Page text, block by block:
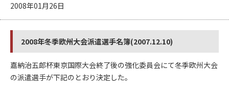
2008年01月26日
2008年冬季欧州大会派遣選手名簿(2007.12.10)
嘉納治五郎杯東京国際大会終了後の強化委員会にて冬季欧州大会
の派遣選手が下記のとおり決定した。